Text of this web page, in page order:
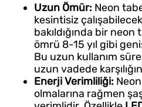
Uzun Ömür: Neon
kesintisiz
bakıldığında bir
ömrü 8-15 yıl gibi
Bu uzun kullanım
uzun vadede
Enerji Verimliliği:
olmalarına rağmen